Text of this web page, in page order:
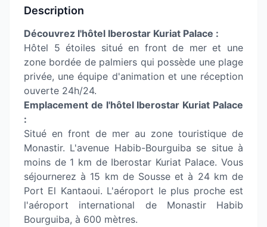
Description
Découvrez l'hôtel Iberostar Kuriat Palace :
Hôtel 5 étoiles situé en front de mer et une
zone bordée de palmiers qui possède une plage
privée, une équipe d'animation et une réception
ouverte 24h/24.
Emplacement de l'hôtel Iberostar Kuriat Palace
:
Situé en front de mer au zone touristique de
Monastir. L'avenue Habib-Bourguiba se situe à
moins de 1 km de Iberostar Kuriat Palace. Vous
séjournerez à 15 km de Sousse et à 24 km de
Port El Kantaoui. L'aéroport le plus proche est
l'aéroport international de Monastir Habib
Bourguiba, à 600 mètres.